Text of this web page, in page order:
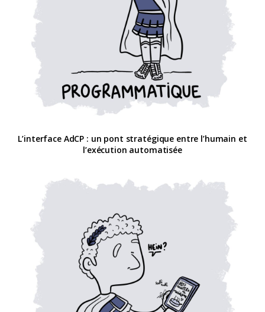
L’interface AdCP : un pont stratégique entre l’humain et
l’exécution automatisée